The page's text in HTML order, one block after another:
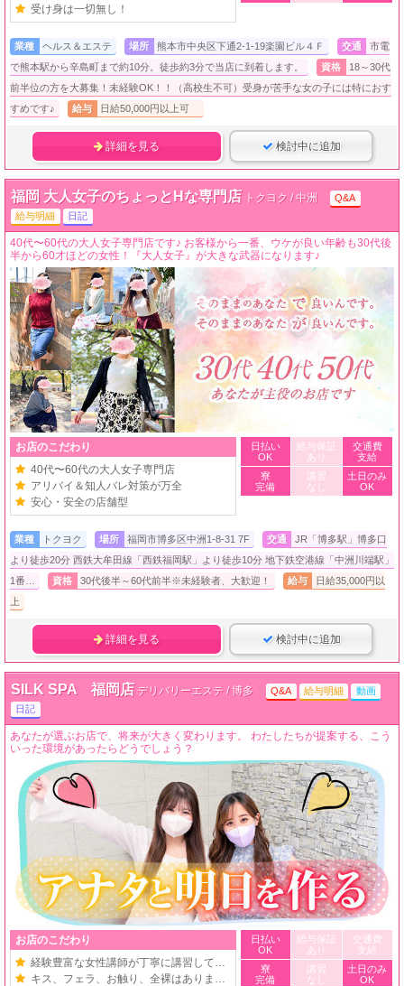
受け身は一切無し！
業種 ヘルス＆エステ 場所 熊本市中央区下通2-1-19楽園ビル４Ｆ 交通
市電
で熊本駅から辛島町まで約10分。徒歩約3分で当店に到着します。
資格
18～30代
前半位の方を大募集！未経験OK！！（高校生不可）受身が苦手な女の子には特におす
すめです♪
給与 日給50,000円以上可
詳細を見る 検討中に追加
福岡 大人女子のちょっとHな専門店 トクヨク / 中洲
Q&A
給与明細
日記
40代〜60代の大人女子専門店です♪ お客様から一番、ウケが良い年齢も30代後
半から60才ほどの女性！『大人女子』が大きな武器になります♪
お店のこだわり
40代〜60代の大人女子専門店
アリバイ＆知人バレ対策が万全
安心・安全の店舗型
日払い
OK
給与保証
あり
交通費
支給
寮
完備
講習
なし
土日のみ
OK
業種 トクヨク 場所 福岡市博多区中洲1-8-31 7F 交通
JR「博多駅」博多口
より徒歩20分 西鉄大牟田線「西鉄福岡駅」より徒歩10分 地下鉄空港線「中洲川端駅」
1番…
資格 30代後半～60代前半※未経験者、大歓迎！ 給与
日給35,000円以
上
詳細を見る 検討中に追加
SILK SPA 福岡店 デリバリーエステ / 博多 Q&A 給与明細
動画
日記
あなたが選ぶお店で、将来が大きく変わります。 わたしたちが提案する、こう
いった環境があったらどうでしょう？
お店のこだわり
経験豊富な女性講師が丁寧に講習しています
キス、フェラ、お触り、全裸はありません
日払い
OK
給与保証
あり
交通費
支給
寮
完備
講習
なし
土日のみ
OK